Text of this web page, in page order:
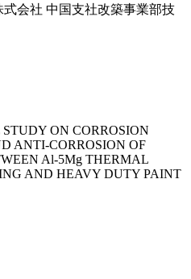
会社 中国支社改築事業部技
ON CORROSION
ANTI-CORROSION OF
Al-5Mg THERMAL
AND HEAVY DUTY PAINT